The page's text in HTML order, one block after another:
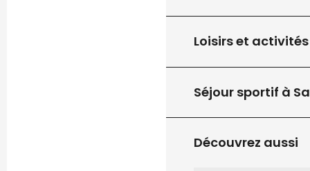
Loisirs et activités
Séjour sportif à
Découvrez aussi